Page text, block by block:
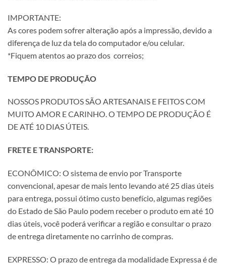
IMPORTANTE:
As cores podem sofrer alteração após a impressão, devido a
diferença de luz da tela do computador e/ou celular.
*Fiquem atentos ao prazo dos correios;
TEMPO DE PRODUÇÃO
NOSSOS PRODUTOS SÃO ARTESANAIS E FEITOS COM
MUITO AMOR E CARINHO. O TEMPO DE PRODUÇÃO É
DE ATÉ 10 DIAS ÚTEIS.
FRETE E TRANSPORTE:
ECONÔMICO: O sistema de envio por Transporte
convencional, apesar de mais lento levando até 25 dias úteis
para entrega, possui ótimo custo benefício, algumas regiões
do Estado de São Paulo podem receber o produto em até 10
dias úteis, você poderá verificar a região e consultar o prazo
de entrega diretamente no carrinho de compras.
EXPRESSO: O prazo de entrega da modalidade Expressa é de